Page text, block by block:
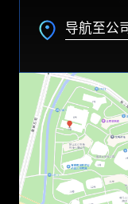
导航至公